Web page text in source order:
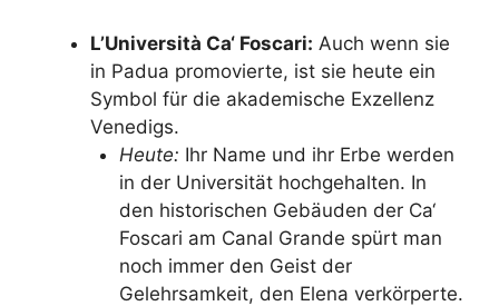
L’Università Ca‘ Foscari: Auch wenn sie
in Padua promovierte, ist sie heute ein
Symbol für die akademische Exzellenz
Venedigs.
Heute: Ihr Name und ihr Erbe werden
in der Universität hochgehalten. In
den historischen Gebäuden der Ca‘
Foscari am Canal Grande spürt man
noch immer den Geist der
Gelehrsamkeit, den Elena verkörperte.